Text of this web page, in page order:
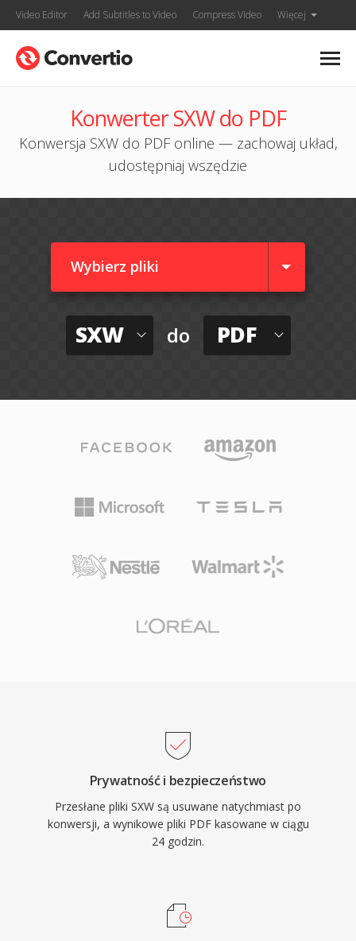
Video Editor Add Subtitles to Video Compress Video Więcej
Konwerter SXW do PDF
Konwersja SXW do PDF online — zachowaj układ,
udostępniaj wszędzie
Wybierz pliki
SXW do PDF
Prywatność i bezpieczeństwo
Przesłane pliki SXW są usuwane natychmiast po
konwersji, a wynikowe pliki PDF kasowane w ciągu
24 godzin.